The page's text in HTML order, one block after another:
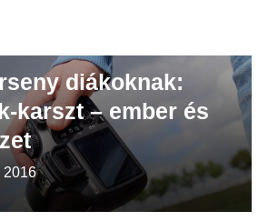
diákoknak:
karszt – ember és
2016